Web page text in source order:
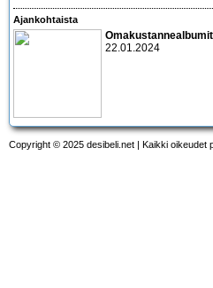
Ajankohtaista
22.01.2024
Copyright © 2025 desibeli.net | Kaikki oikeudet